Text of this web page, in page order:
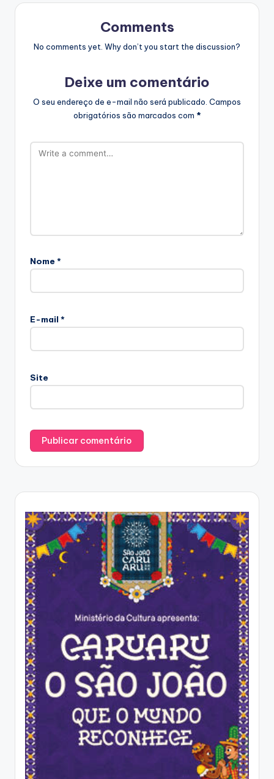
Comments
No comments yet. Why don’t you start the discussion?
Deixe um comentário
O seu endereço de e-mail não será publicado. Campos
obrigatórios são marcados com *
Nome *
E-mail *
Site